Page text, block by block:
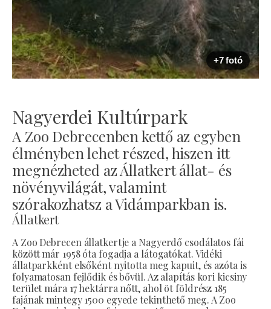
+7 fotó
Nagyerdei Kultúrpark
A Zoo Debrecenben kettő az egyben
élményben lehet részed, hiszen itt
megnézheted az Állatkert állat- és
növényvilágát, valamint
szórakozhatsz a Vidámparkban is.
Állatkert
A Zoo Debrecen állatkertje a Nagyerdő csodálatos fái
között már 1958 óta fogadja a látogatókat. Vidéki
állatparkként elsőként nyitotta meg kapuit, és azóta is
folyamatosan fejlődik és bővül. Az alapítás kori kicsiny
terület mára 17 hektárra nőtt, ahol öt földrész 185
fajának mintegy 1500 egyede tekinthető meg. A Zoo